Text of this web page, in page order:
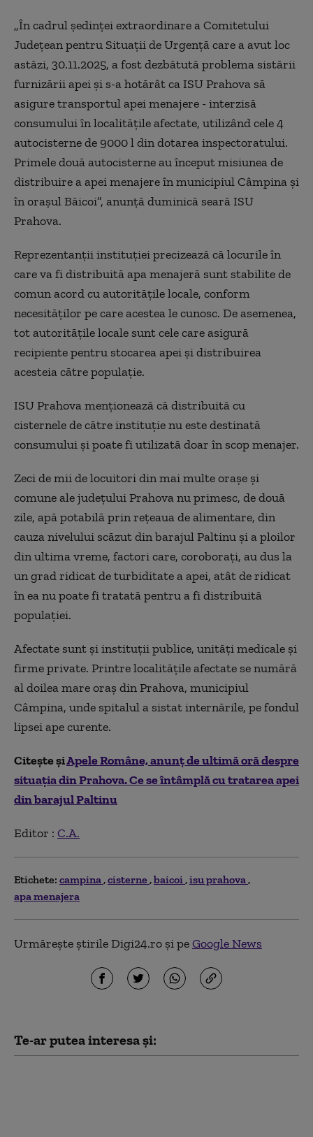
„În cadrul şedinţei extraordinare a Comitetului
Judeţean pentru Situaţii de Urgenţă care a avut loc
astăzi, 30.11.2025, a fost dezbătută problema sistării
furnizării apei şi s-a hotărât ca ISU Prahova să
asigure transportul apei menajere - interzisă
consumului în localităţile afectate, utilizând cele 4
autocisterne de 9000 l din dotarea inspectoratului.
Primele două autocisterne au început misiunea de
distribuire a apei menajere în municipiul Câmpina şi
în oraşul Băicoi”, anunţă duminică seară ISU
Prahova.
Reprezentanţii instituţiei precizează că locurile în
care va fi distribuită apa menajeră sunt stabilite de
comun acord cu autorităţile locale, conform
necesităţilor pe care acestea le cunosc. De asemenea,
tot autorităţile locale sunt cele care asigură
recipiente pentru stocarea apei şi distribuirea
acesteia către populaţie.
ISU Prahova menţionează că distribuită cu
cisternele de către instituţie nu este destinată
consumului şi poate fi utilizată doar în scop menajer.
Zeci de mii de locuitori din mai multe oraşe şi
comune ale judeţului Prahova nu primesc, de două
zile, apă potabilă prin reţeaua de alimentare, din
cauza nivelului scăzut din barajul Paltinu şi a ploilor
din ultima vreme, factori care, coroboraţi, au dus la
un grad ridicat de turbiditate a apei, atât de ridicat
în ea nu poate fi tratată pentru a fi distribuită
populaţiei.
Afectate sunt şi instituţii publice, unităţi medicale şi
firme private. Printre localităţile afectate se numără
al doilea mare oraş din Prahova, municipiul
Câmpina, unde spitalul a sistat internările, pe fondul
lipsei ape curente.
Citește șiApele Române, anunț de ultimă oră despre
situația din Prahova. Ce se întâmplă cu tratarea apei
din barajul Paltinu
Editor : C.A.
Etichete: campina cisterne baicoi isu prahova
apa menajera
Urmărește știrile Digi24.ro și peGoogle News
Te-ar putea interesa și: